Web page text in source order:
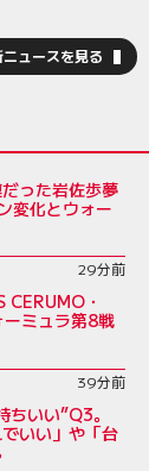
ュースを見る
った岩佐歩夢
変化とウォー
29分前
・
ミュラ第8戦
39分前
いい”Q3。
いい」や「台